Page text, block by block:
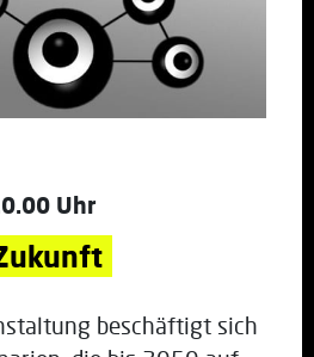
Uhr
beschäftigt sich